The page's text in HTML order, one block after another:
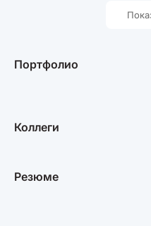
Портфолио
Коллеги
Резюме